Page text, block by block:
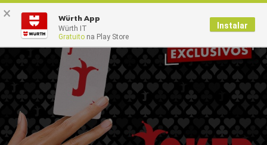
× Würth App
Würth IT
Gratuito na Play Store
Instalar